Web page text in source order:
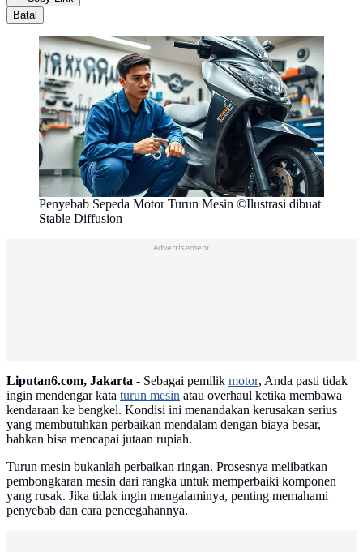
Batal
Penyebab Sepeda Motor Turun Mesin ©Ilustrasi dibuat
Stable Diffusion
Advertisement
Liputan6.com, Jakarta - Sebagai pemilik motor, Anda pasti tidak
ingin mendengar kata turun mesin atau overhaul ketika membawa
kendaraan ke bengkel. Kondisi ini menandakan kerusakan serius
yang membutuhkan perbaikan mendalam dengan biaya besar,
bahkan bisa mencapai jutaan rupiah.
Turun mesin bukanlah perbaikan ringan. Prosesnya melibatkan
pembongkaran mesin dari rangka untuk memperbaiki komponen
yang rusak. Jika tidak ingin mengalaminya, penting memahami
penyebab dan cara pencegahannya.